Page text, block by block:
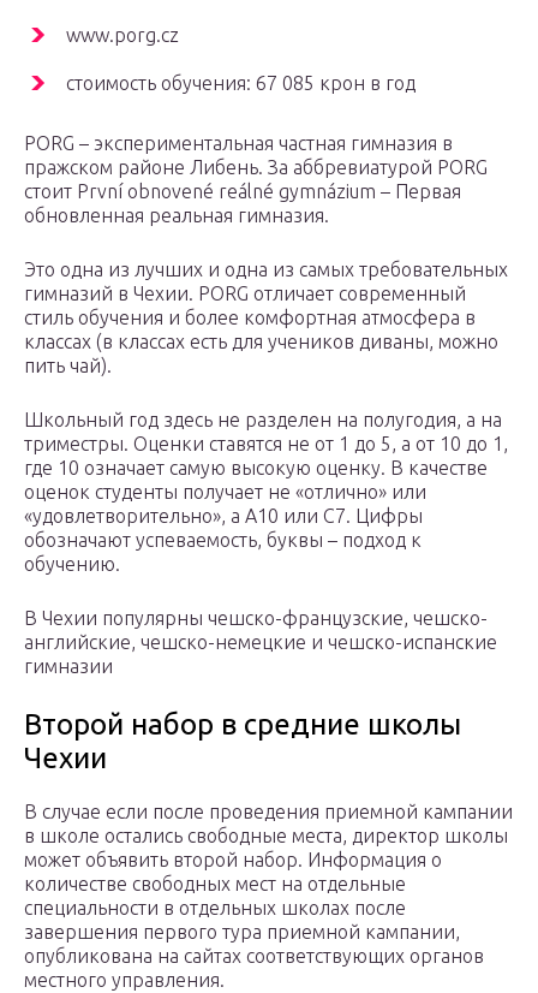
www.porg.cz
стоимость обучения: 67 085 крон в год
PORG – экспериментальная частная гимназия в
пражском районе Либень. За аббревиатурой PORG
стоит První obnovené reálné gymnázium – Первая
обновленная реальная гимназия.
Это одна из лучших и одна из самых требовательных
гимназий в Чехии. PORG отличает современный
стиль обучения и более комфортная атмосфера в
классах (в классах есть для учеников диваны, можно
пить чай).
Школьный год здесь не разделен на полугодия, а на
триместры. Оценки ставятся не от 1 до 5, а от 10 до 1,
где 10 означает самую высокую оценку. В качестве
оценок студенты получает не «отлично» или
«удовлетворительно», а А10 или С7. Цифры
обозначают успеваемость, буквы – подход к
обучению.
В Чехии популярны чешско-французские, чешско-
английские, чешско-немецкие и чешско-испанские
гимназии
Второй набор в средние школы
Чехии
В случае если после проведения приемной кампании
в школе остались свободные места, директор школы
может объявить второй набор. Информация о
количестве свободных мест на отдельные
специальности в отдельных школах после
завершения первого тура приемной кампании,
опубликована на сайтах соответствующих органов
местного управления.